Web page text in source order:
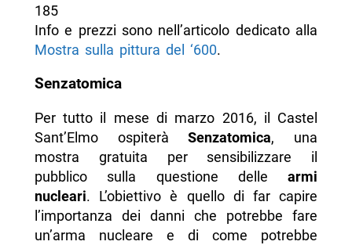
185
Info e prezzi sono nell’articolo dedicato alla
Mostra sulla pittura del ‘600.
Senzatomica
Per tutto il mese di marzo 2016, il Castel
Sant’Elmo ospiteràSenzatomica, una
mostra gratuita per sensibilizzare il
pubblico sulla questione dellearmi
nucleari. L’obiettivo è quello di far capire
l’importanza dei danni che potrebbe fare
un’arma nucleare e di come potrebbe